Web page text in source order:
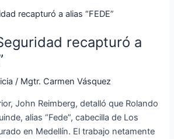
recapturó a
/ Mgtr. Carmen Vásquez
John Reimberg, detalló que Rolando
alias “Fede”, cabecilla de Los
en Medellín. El trabajo netamente